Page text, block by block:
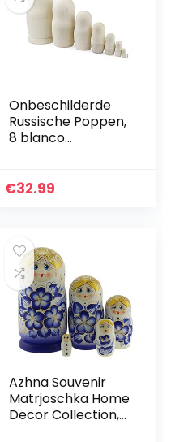
Onbeschilderde
Russische Poppen,
8 blanco
Handgemaakt in
€32.99
Azhna Souvenir
Matrjoschka Home
Decor Collection,